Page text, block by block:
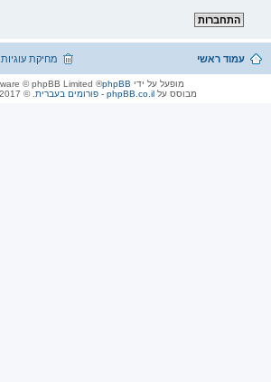
עמוד ראשי מחיקת עוגיות
מופעל על ידי phpBB
® Forum Software © phpBB Limited
מבוסס על phpBB.co.il - פורומים בעברית . © 2017 - phpBB.co.il.